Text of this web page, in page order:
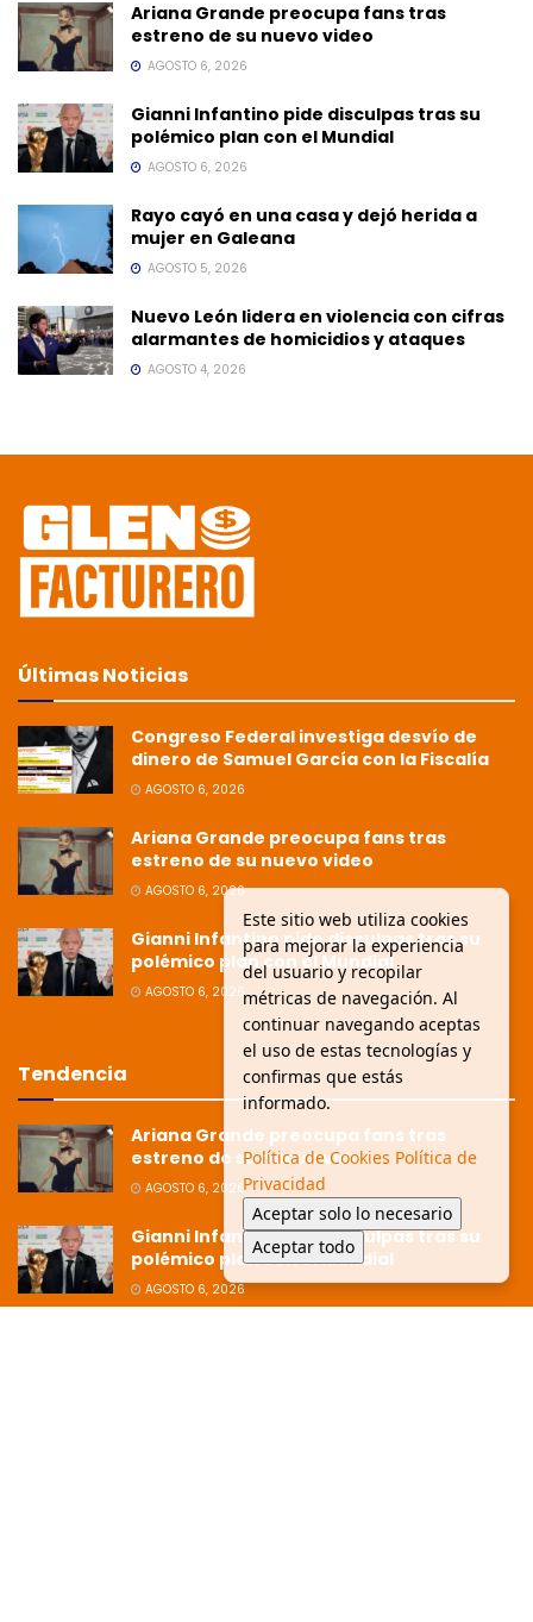
Ariana Grande preocupa fans tras
estreno de su nuevo video
AGOSTO 6, 2026
Gianni Infantino pide disculpas tras su
polémico plan con el Mundial
AGOSTO 6, 2026
Rayo cayó en una casa y dejó herida a
mujer en Galeana
AGOSTO 5, 2026
Nuevo León lidera en violencia con cifras
alarmantes de homicidios y ataques
AGOSTO 4, 2026
Últimas Noticias
Congreso Federal investiga desvío de
dinero de Samuel García con la Fiscalía
AGOSTO 6, 2026
Ariana Grande preocupa fans tras
estreno de su nuevo video
AGOSTO 6, 2026
Gianni Infantino pide disculpas tras su
polémico plan con el Mundial
AGOSTO 6, 2026
Tendencia
Ariana Grande preocupa fans tras
estreno de su nuevo video
AGOSTO 6, 2026
Gianni Infantino pide disculpas tras su
polémico plan con el Mundial
AGOSTO 6, 2026
Este sitio web utiliza cookies
para mejorar la experiencia
del usuario y recopilar
métricas de navegación. Al
continuar navegando aceptas
el uso de estas tecnologías y
confirmas que estás
informado.
Política de Cookies Política de
Privacidad
Aceptar solo lo necesario
Aceptar todo